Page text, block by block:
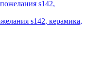
s142, керамика,